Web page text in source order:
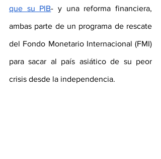
que su PIB- y una reforma financiera,
ambas parte de un programa de rescate
del Fondo Monetario Internacional (FMI)
para sacar al país asiático de su peor
crisis desde la independencia.